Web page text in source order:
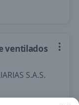
ventilados
S.A.S.